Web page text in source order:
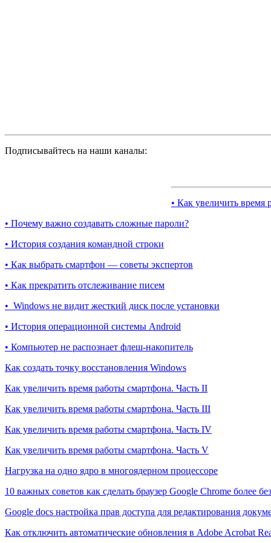
Подписывайтесь на наши каналы:
• Как увеличить время
• Почему важно создавать сложные пароли?
• История создания командной строки
• Как выбрать смартфон — советы экспертов
• Как прекратить отслеживание писем
• Windows не видит жесткий диск после установки
• История операционной системы Android
• Компьютер не распознает флеш-накопитель
Как создать точку восстановления Windows
Как увеличить время работы смартфона. Часть II
Как увеличить время работы смартфона. Часть III
Как увеличить время работы смартфона. Часть IV
Как увеличить время работы смартфона. Часть V
Нагрузка на одно ядро в многоядерном процессоре
10 важных советов как сделать браузер Google Chrome более
Google docs настройка прав доступа для редактирования
Как отключить автоматические обновления в Adobe Acrobat